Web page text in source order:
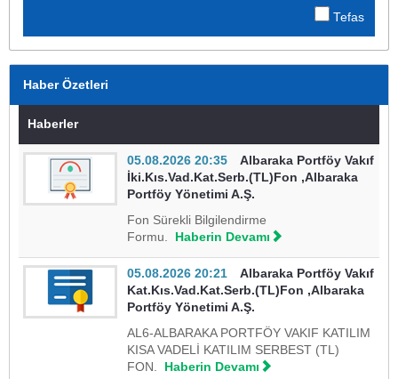
Tefas
Haber Özetleri
Haberler
05.08.2026 20:35
Albaraka Portföy Vakıf
İki.Kıs.Vad.Kat.Serb.(TL)Fon ,Albaraka
Portföy Yönetimi A.Ş.
Fon Sürekli Bilgilendirme
Formu. Haberin Devamı
05.08.2026 20:21
Albaraka Portföy Vakıf
Kat.Kıs.Vad.Kat.Serb.(TL)Fon ,Albaraka
Portföy Yönetimi A.Ş.
AL6-ALBARAKA PORTFÖY VAKIF KATILIM
KISA VADELİ KATILIM SERBEST (TL)
FON. Haberin Devamı